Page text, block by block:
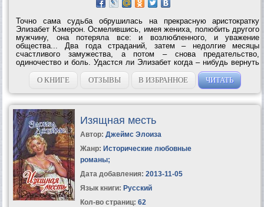
Точно сама судьба обрушилась на прекрасную аристократку
Элизабет Кэмерон. Осмелившись, имея жениха, полюбить другого
мужчину, она потеряла все: и возлюбленного, и уважение
общества... Два года страданий, затем – недолгие месяцы
счастливого замужества, а потом – снова предательство,
одиночество и боль. Удастся ли Элизабет когда – нибудь вернуть
любимого и заслужить БЛАГОСЛОВЕНИЕ...
О КНИГЕ
ОТЗЫВЫ В ИЗБРАННОЕ ЧИТАТЬ
Изящная месть
Автор: Джеймс Элоиза
Жанр: Исторические любовные
романы;
Дата добавления: 2013-11-05
Язык книги: Русский
Кол-во страниц: 62